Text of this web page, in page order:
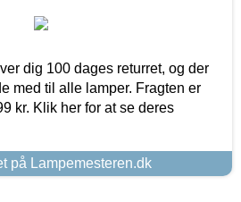
dig 100 dages returret, og der
med til alle lamper. Fragten er
kr. Klik her for at se deres
på Lampemesteren.dk